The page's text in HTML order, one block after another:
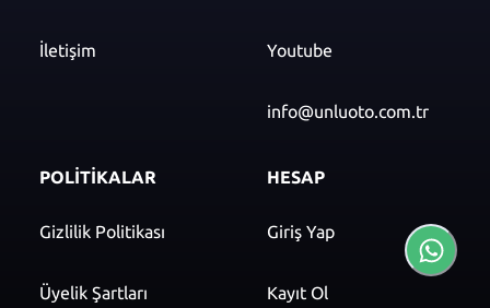
İletişim Youtube
info@unluoto.com.tr
POLİTİKALAR
Gizlilik Politikası
Üyelik Şartları
HESAP
Giriş Yap
Kayıt Ol